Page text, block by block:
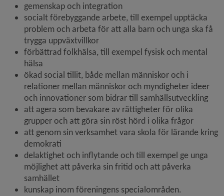
gemenskap och integration
socialt förebyggande arbete, till exempel upptäcka
problem och arbeta för att alla barn och unga ska få
trygga uppväxtvillkor
förbättrad folkhälsa, till exempel fysisk och mental
hälsa
ökad social tillit, både mellan människor och i
relationer mellan människor och myndigheter ideer
och innovationer som bidrar till samhällsutveckling
att agera som bevakare av rättigheter för olika
grupper och att göra sin röst hörd i olika frågor
att genom sin verksamhet vara skola för lärande kring
demokrati
delaktighet och inflytande och till exempel ge unga
möjlighet att påverka sin fritid och att påverka
samhället
kunskap inom föreningens specialområden.